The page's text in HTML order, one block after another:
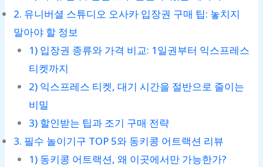
2. 유니버셜 스튜디오 오사카 입장권 구매 팁: 놓치지
말아야 할 정보
1) 입장권 종류와 가격 비교: 1일권부터 익스프레스
티켓까지
2) 익스프레스 티켓, 대기 시간을 절반으로 줄이는
비밀
3) 할인받는 팁과 조기 구매 전략
3. 필수 놀이기구 TOP 5와 동키콩 어트랙션 리뷰
1) 동키콩 어트랙션, 왜 이곳에서만 가능한가?